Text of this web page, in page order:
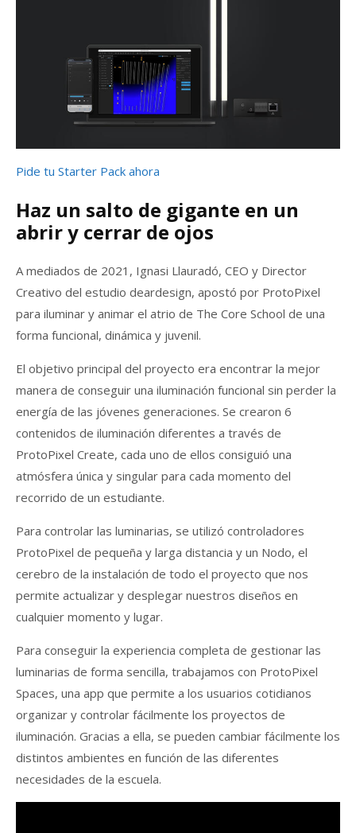
Pide tu Starter Pack ahora
Haz un salto de gigante en un
abrir y cerrar de ojos
A mediados de 2021, Ignasi Llauradó, CEO y Director
Creativo del estudio deardesign, apostó por ProtoPixel
para iluminar y animar el atrio de The Core School de una
forma funcional, dinámica y juvenil.
El objetivo principal del proyecto era encontrar la mejor
manera de conseguir una iluminación funcional sin perder la
energía de las jóvenes generaciones. Se crearon 6
contenidos de iluminación diferentes a través de
ProtoPixel Create, cada uno de ellos consiguió una
atmósfera única y singular para cada momento del
recorrido de un estudiante.
Para controlar las luminarias, se utilizó controladores
ProtoPixel de pequeña y larga distancia y un Nodo, el
cerebro de la instalación de todo el proyecto que nos
permite actualizar y desplegar nuestros diseños en
cualquier momento y lugar.
Para conseguir la experiencia completa de gestionar las
luminarias de forma sencilla, trabajamos con ProtoPixel
Spaces, una app que permite a los usuarios cotidianos
organizar y controlar fácilmente los proyectos de
iluminación. Gracias a ella, se pueden cambiar fácilmente los
distintos ambientes en función de las diferentes
necesidades de la escuela.